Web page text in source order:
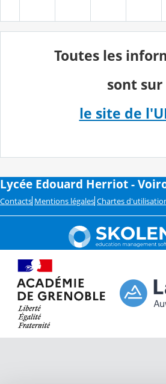
Toutes les
sont sur
le site de
Lycée Edouard Herriot -
Contacts Mentions légales Chartes